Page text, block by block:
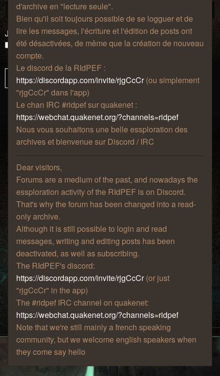
d'archive en "lecture seule".
Bien qu'il soit toujours possible de se logguer et de
lire les messages, l'écriture et l'édition de posts ont
été désactivées, de même que la création de nouveau
compte.
Le discord de la RIdPEF :
https://discordapp.com/invite/rjgCcCr(ou simplement
"rjgCcCr" dans l'app)
Le chan IRC #ridpef sur quakenet :
https://webchat.quakenet.org/?channels=ridpef
Nous vous souhaitons une belle essploration des
archives et bienvenue sur Discord / IRC
Dear visitors,
Forums are a medium of the past, and nowadays the
essploration activity of the RIdPEF is on Discord.
That's why the forum has been changed into a read-
only archive.
Although it is still possible to login and read
messages, writing and editing posts has been
deactivated, as well as subscribing.
The RIdPEF's discord:
https://discordapp.com/invite/rjgCcCr(or just
"rjgCcCr" in the app)
The #ridpef IRC channel on quakenet:
https://webchat.quakenet.org/?channels=ridpef
Note that we're still mainly a french speaking
community, but we welcome english speakers when
they come say hello
J’ai oublié mon mot de passe
Se souvenir de moi
Masquer ma présence lors de cette session